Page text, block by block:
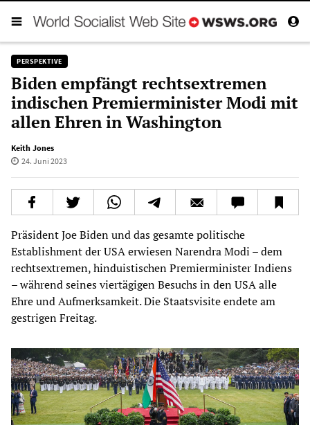
PERSPEKTIVE
Biden empfängt rechtsextremen
indischen Premierminister Modi mit
allen Ehren in Washington
Keith Jones
24. Juni 2023
Präsident Joe Biden und das gesamte politische
Establishment der USA erwiesen Narendra Modi – dem
rechtsextremen, hinduistischen Premierminister Indiens
– während seines viertägigen Besuchs in den USA alle
Ehre und Aufmerksamkeit. Die Staatsvisite endete am
gestrigen Freitag.